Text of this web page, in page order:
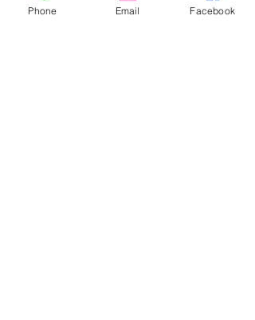
Phone Email Facebook